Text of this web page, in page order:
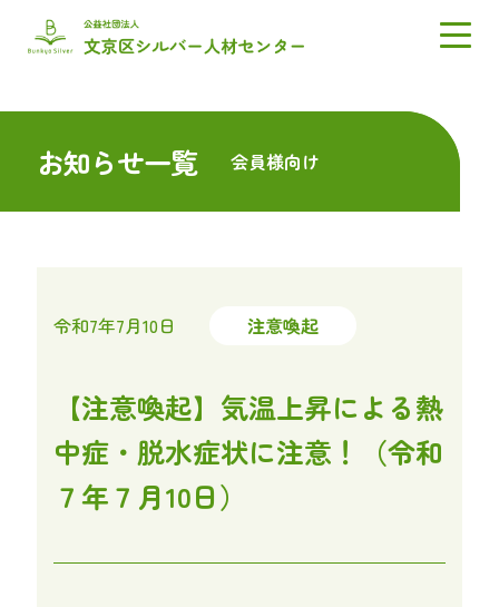
お知らせ一覧 会員様向け
令和7年7月10日 注意喚起
【注意喚起】気温上昇による熱
中症・脱水症状に注意！（令和
７年７月10日）